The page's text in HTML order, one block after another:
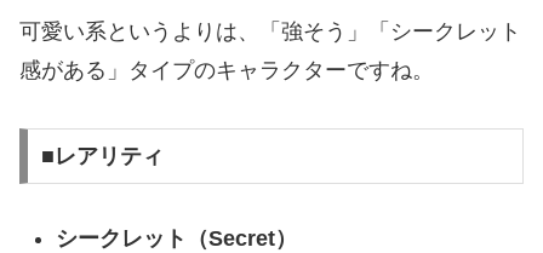
可愛い系というよりは、「強そう」「シークレット
感がある」タイプのキャラクターですね。
■レアリティ
シークレット（Secret）